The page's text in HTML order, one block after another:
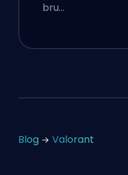
bru…
Blog Valorant